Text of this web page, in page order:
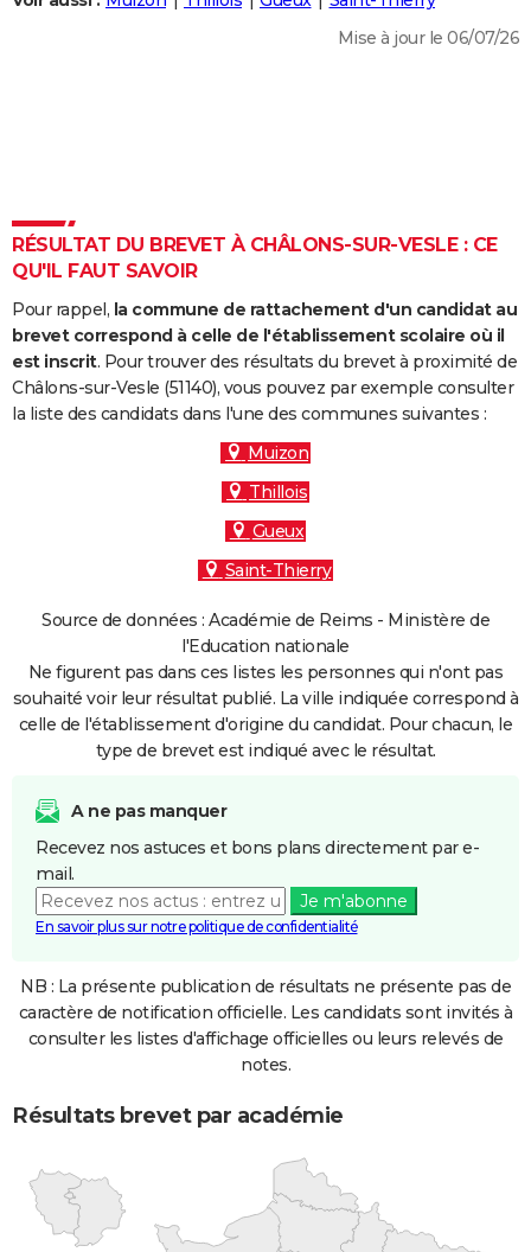
DICTIONNAIRE
Dictionnaire
Biographies
Citations
Expressions
Proverbes
PROGRAMME TV
COPAINS D'AVANT
S'inscrire
Se connecter
Lycées
Collèges
Primaires
Universités
Entreprises
Service militaire
Avis de recherche
AVIS DE DÉCÈS
FORUM
Mise à jour le 06/07/26
RÉSULTAT DU BREVET À CHÂLONS-SUR-VESLE : CE
QU'IL FAUT SAVOIR
Pour rappel, la commune de rattachement d'un candidat au
brevet correspond à celle de l'établissement scolaire où il
est inscrit. Pour trouver des résultats du brevet à proximité de
Châlons-sur-Vesle (51140), vous pouvez par exemple consulter
la liste des candidats dans l'une des communes suivantes :
Muizon
Thillois
Gueux
Saint-Thierry
Source de données : Académie de Reims - Ministère de
l'Education nationale
Ne figurent pas dans ces listes les personnes qui n'ont pas
souhaité voir leur résultat publié. La ville indiquée correspond à
celle de l'établissement d'origine du candidat. Pour chacun, le
type de brevet est indiqué avec le résultat.
A ne pas manquer
Recevez nos astuces et bons plans directement par e-
mail.
Je m'abonne
En savoir plus sur notre politique de confidentialité
NB : La présente publication de résultats ne présente pas de
caractère de notification officielle. Les candidats sont invités à
consulter les listes d'affichage officielles ou leurs relevés de
notes.
Résultats brevet par académie